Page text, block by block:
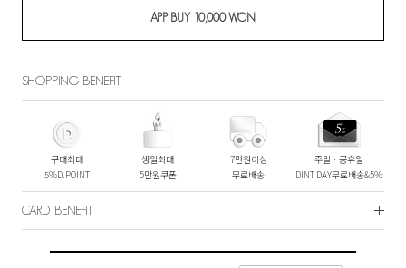
SHOPPING BENEFIT
구매최대
5%D.POINT
생일최대
5만원쿠폰
7만원이상
무료배송
주말ㆍ공휴일
DINT DAY무료배송&5%
CARD BENEFIT